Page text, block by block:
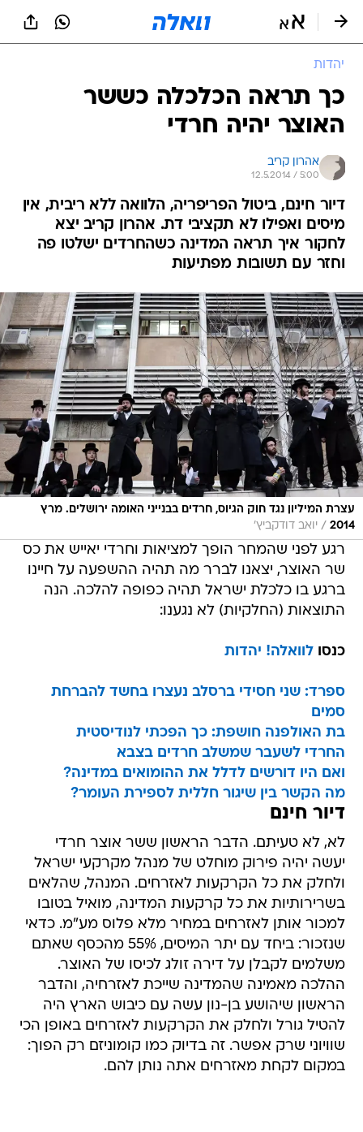
יהדות
כך תראה הכלכלה כששר
האוצר יהיה חרדי
אהרון קריב
12.5.2014 / 5:00
דיור חינם, ביטול הפריפריה, הלוואה ללא ריבית, אין
מיסים ואפילו לא תקציבי דת. אהרון קריב יצא
לחקור איך תראה המדינה כשהחרדים ישלטו פה
וחזר עם תשובות מפתיעות
עצרת המיליון נגד חוק הגיוס, חרדים בבנייני האומה ירושלים. מרץ
2014
/ יואב דודקביץ'
רגע לפני שהמחר הופך למציאות וחרדי יאייש את כס
שר האוצר, יצאנו לברר מה תהיה ההשפעה על חיינו
ברגע בו כלכלת ישראל תהיה כפופה להלכה. הנה
התוצאות (החלקיות) לא נגענו:
כנסו לוואלה! יהדות
ספרד: שני חסידי ברסלב נעצרו בחשד להברחת
סמים
בת האולפנה חושפת: כך הפכתי לנודיסטית
החרדי לשעבר שמשלב חרדים בצבא
ואם היו דורשים לדלל את ההומואים במדינה?
מה הקשר בין שיגור חללית לספירת העומר?
דיור חינם
לא, לא טעיתם. הדבר הראשון ששר אוצר חרדי
יעשה יהיה פירוק מוחלט של מנהל מקרקעי ישראל
ולחלק את כל הקרקעות לאזרחים. המנהל, שהלאים
בשרירותיות את כל קרקעות המדינה, מואיל בטובו
למכור אותן לאזרחים במחיר מלא פלוס מע"מ. כדאי
שנזכור: ביחד עם יתר המיסים, 55% מהכסף שאתם
משלמים לקבלן על דירה זולג לכיסו של האוצר.
ההלכה מאמינה שהמדינה שייכת לאזרחיה, והדבר
הראשון שיהושע בן-נון עשה עם כיבוש הארץ היה
להטיל גורל ולחלק את הקרקעות לאזרחים באופן הכי
שוויוני שרק אפשר. זה בדיוק כמו קומוניזם רק הפוך:
במקום לקחת מאזרחים אתה נותן להם.